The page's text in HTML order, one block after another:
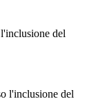
del
l'inclusione del